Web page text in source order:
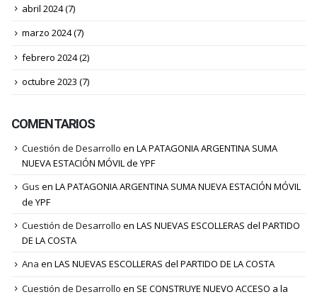
abril 2024(7)
marzo 2024(7)
febrero 2024(2)
octubre 2023 (7)
COMENTARIOS
Cuestión de Desarrollo en LA PATAGONIA ARGENTINA SUMA
NUEVA ESTACIÓN MÓVIL de YPF
Gus en LA PATAGONIA ARGENTINA SUMA NUEVA ESTACIÓN MÓVIL
de YPF
Cuestión de Desarrollo en LAS NUEVAS ESCOLLERAS del PARTIDO
DE LA COSTA
Ana en LAS NUEVAS ESCOLLERAS del PARTIDO DE LA COSTA
Cuestión de Desarrollo en SE CONSTRUYE NUEVO ACCESO a la